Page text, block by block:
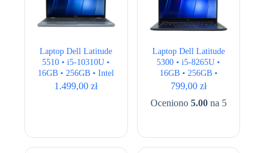
Laptop Dell Latitude
5510 • i5-10310U •
16GB • 256GB • Intel
UHD • 15.6″ Full HD
1.499,00zł
Laptop Dell Latitude
5300 • i5-8265U •
16GB • 256GB •
UHD 620 •13.3″ Full
799,00 zł
Oceniono 5.00na 5